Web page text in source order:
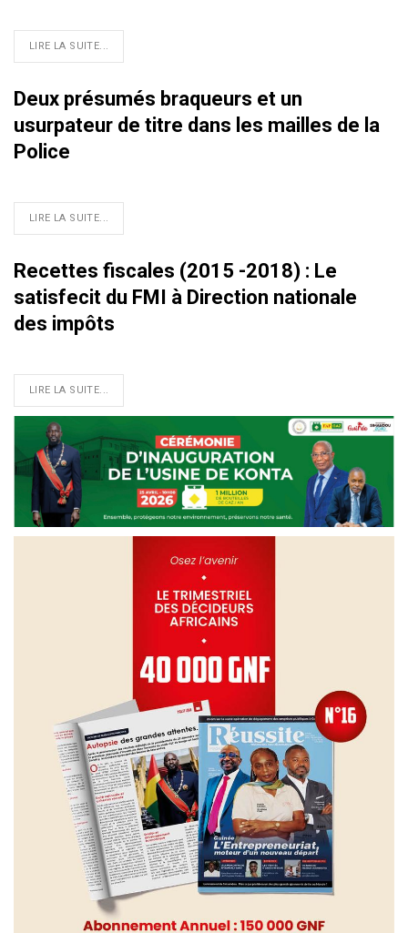
LIRE LA SUITE...
Deux présumés braqueurs et un
usurpateur de titre dans les mailles de la
Police
LIRE LA SUITE...
Recettes fiscales (2015 -2018) : Le
satisfecit du FMI à Direction nationale
des impôts
LIRE LA SUITE...